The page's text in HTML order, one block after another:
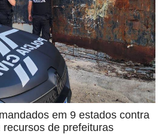
em 9 estados contra
de prefeituras